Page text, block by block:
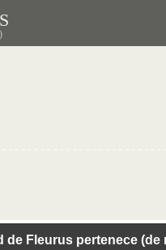
de Fleurus pertenece (de